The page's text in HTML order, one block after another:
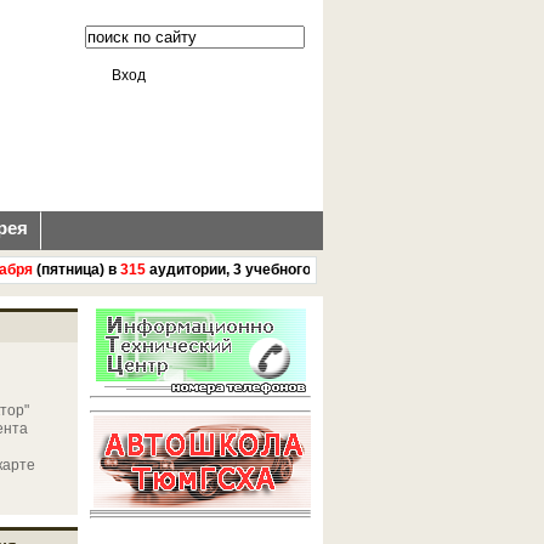
Вход
(пятница) в315аудитории, 3 учебного корпуса ГАУ Северного Зауралья